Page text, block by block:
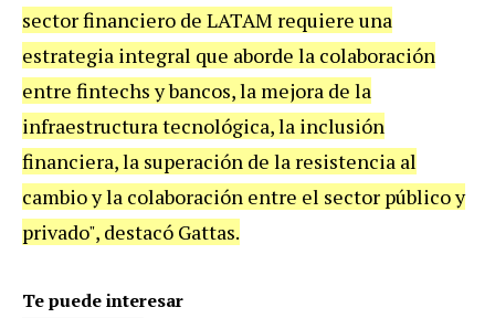
sector financiero de LATAM requiere una
estrategia integral que aborde la colaboración
entre fintechs y bancos, la mejora de la
infraestructura tecnológica, la inclusión
financiera, la superación de la resistencia al
cambio y la colaboración entre el sector público y
privado", destacó Gattas.
Te puede interesar